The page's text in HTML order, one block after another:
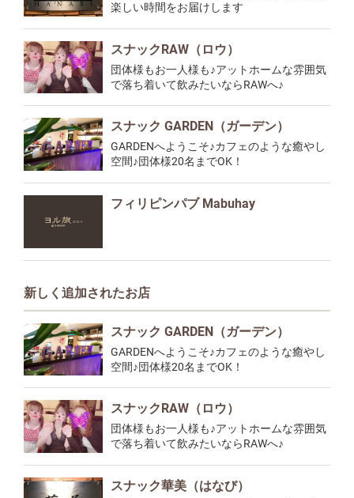
楽しい時間をお届けします
スナックRAW（ロウ）
団体様もお一人様も♪アットホームな雰囲気
で落ち着いて飲みたいならRAWへ♪
スナック GARDEN（ガーデン）
GARDENへようこそ♪カフェのような癒やし
空間♪団体様20名までOK！
フィリピンパブ Mabuhay
新しく追加されたお店
スナック GARDEN（ガーデン）
GARDENへようこそ♪カフェのような癒やし
空間♪団体様20名までOK！
スナックRAW（ロウ）
団体様もお一人様も♪アットホームな雰囲気
で落ち着いて飲みたいならRAWへ♪
スナック華美（はなび）